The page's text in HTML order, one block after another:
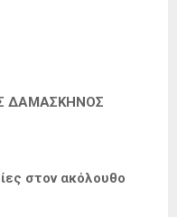
ΔΑΜΑΣΚΗΝΟΣ
στον ακόλουθο